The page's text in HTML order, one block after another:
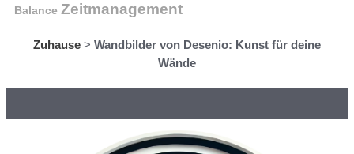
Balance Zeitmanagement
Zuhause > Wandbilder von Desenio: Kunst für deine
Wände